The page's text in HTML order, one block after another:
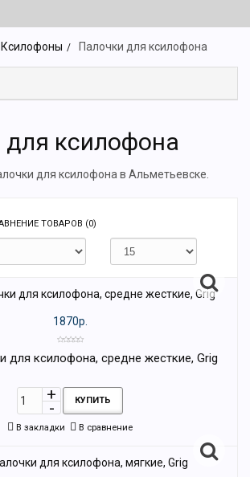
Ксилофоны Палочки для ксилофона
ксилофона
для ксилофона в Альметьевске.
ТОВАРОВ (0)
1870р.
для ксилофона, средне жесткие, Grig
КУПИТЬ
В закладки В сравнение